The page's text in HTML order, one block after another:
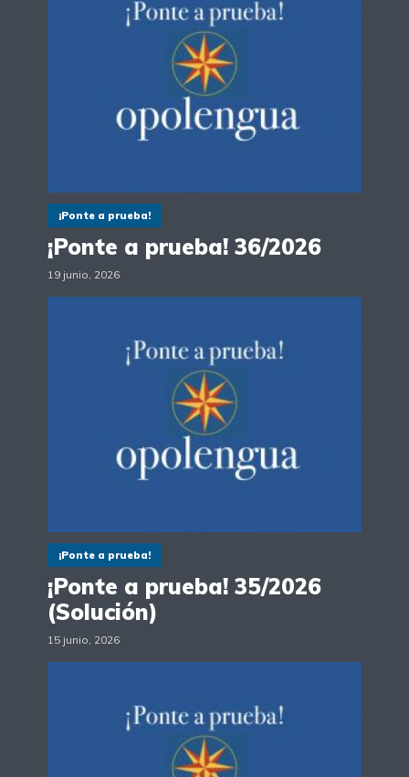
¡Ponte a prueba!
¡Ponte a prueba! 36/2026
19 junio, 2026
¡Ponte a prueba!
¡Ponte a prueba! 35/2026
(Solución)
15 junio, 2026